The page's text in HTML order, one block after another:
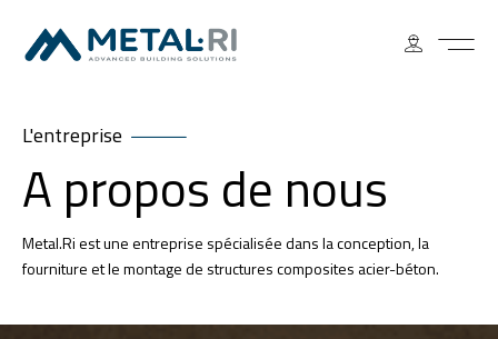
L'entreprise
A propos de nous
Metal.Ri est une entreprise spécialisée dans la conception, la
fourniture et le montage de structures composites acier-béton.